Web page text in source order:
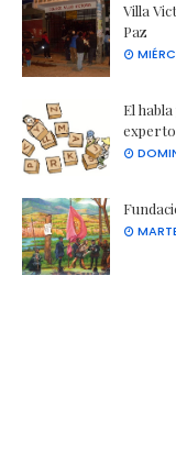
Villa
Paz
El